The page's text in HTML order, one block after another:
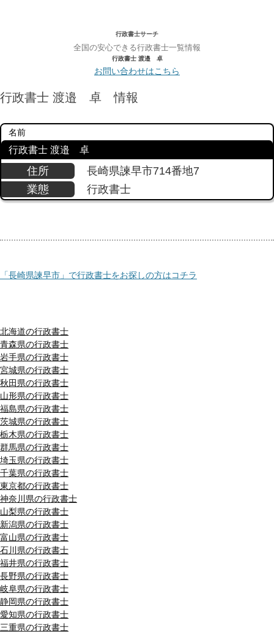
行政書士サーチ
全国の安心できる行政書士一覧情報
行政書士 渡邉 卓
お問い合わせはこちら
行政書士 渡邉 卓 情報
名前
行政書士 渡邉 卓
住所
長崎県諫早市714番地7
業態
行政書士
「長崎県諫早市」で行政書士をお探しの方はコチラ
北海道の行政書士
青森県の行政書士
岩手県の行政書士
宮城県の行政書士
秋田県の行政書士
山形県の行政書士
福島県の行政書士
茨城県の行政書士
栃木県の行政書士
群馬県の行政書士
埼玉県の行政書士
千葉県の行政書士
東京都の行政書士
神奈川県の行政書士
山梨県の行政書士
新潟県の行政書士
富山県の行政書士
石川県の行政書士
福井県の行政書士
長野県の行政書士
岐阜県の行政書士
静岡県の行政書士
愛知県の行政書士
三重県の行政書士